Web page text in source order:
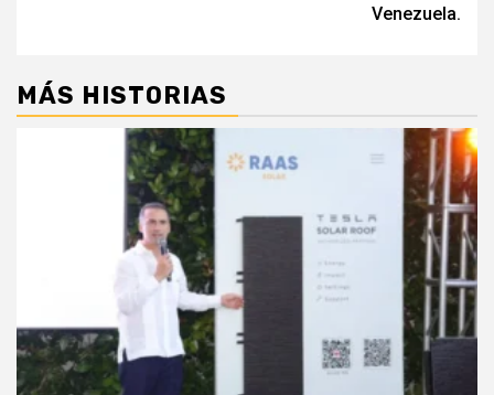
Venezuela.
MÁS HISTORIAS